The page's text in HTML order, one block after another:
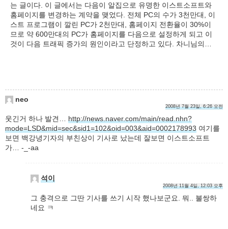
는 글이다. 이 글에서는 다음이 알집으로 유명한 이스트소프트와
홈페이지를 변경하는 계약을 맺었다. 전체 PC의 수가 3천만대, 이
스트 프로그램이 깔린 PC가 2천만대, 홈페이지 전환율이 30%이
므로 약 600만대의 PC가 홈페이지를 다음으로 설정하게 되고 이
것이 다음 트래픽 증가의 원인이라고 단정하고 있다. 차니님의…
neo
2008년 7월 23일, 6:26 오전
웃긴거 하나 발견… http://news.naver.com/main/read.nhn?
mode=LSD&mid=sec&sid1=102&oid=003&aid=0002178993 여기를
보면 백강녕기자의 부친상이 기사로 났는데 잘보면 이스트소프트
가… -_-aa
석이
2008년 11월 4일, 12:03 오후
그 충격으로 그딴 기사를 쓰기 시작 했나보군요. 뭐.. 불쌍하
네요 ㅋ